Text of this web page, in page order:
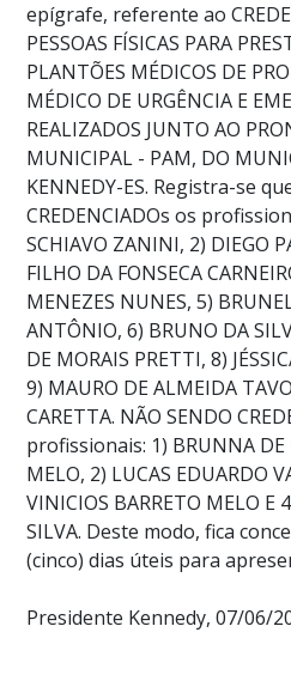
epígrafe, referente ao
PESSOAS FÍSICAS PARA
PLANTÕES MÉDICOS DE
MÉDICO DE URGÊNCIA E
REALIZADOS JUNTO AO
MUNICIPAL - PAM, DO
KENNEDY-ES. Registra-se
CREDENCIADOs os
SCHIAVO ZANINI, 2) DIEGO
FILHO DA FONSECA
MENEZES NUNES, 5)
ANTÔNIO, 6) BRUNO DA
DE MORAIS PRETTI, 8)
9) MAURO DE ALMEIDA
CARETTA. NÃO SENDO
profissionais: 1) BRUNNA DE
MELO, 2) LUCAS EDUARDO
VINICIOS BARRETO MELO E
SILVA. Deste modo, fica
(cinco) dias úteis para
Presidente Kennedy, 07/06/